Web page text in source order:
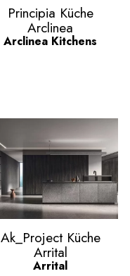
Vorschau
Principia Küche
Arclinea
Arclinea Kitchens
Vorschau
Ak_Project Küche
Arrital
Arrital